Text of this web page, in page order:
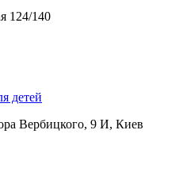
124/140
детей
Вербицкого, 9 И, Киев